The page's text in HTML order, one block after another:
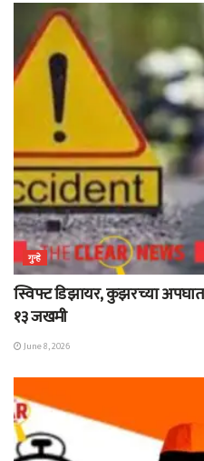
गुन्हे
स्विफ्ट डिझायर, कुझरच्या
१३ जखमी
June 8, 2026